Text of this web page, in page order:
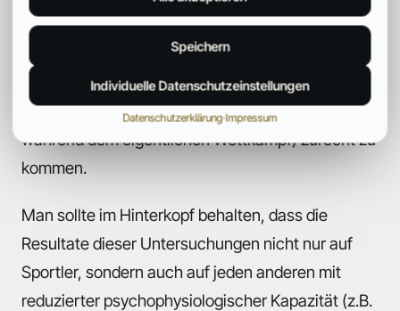
finden mussten, um die psychophysiologische
Kapazität zu erhöhen, um hierdurch die Fähigkeit
zu verbessern, mit den Stressfaktoren vor einem
Wettkampf (ganz zu schweigen vom Stress
während dem eigentlichen Wettkampf) zurecht zu
kommen.
Man sollte im Hinterkopf behalten, dass die
Resultate dieser Untersuchungen nicht nur auf
Sportler, sondern auch auf jeden anderen mit
reduzierter psychophysiologischer Kapazität (z.B.
Speichern
Individuelle Datenschutzeinstellungen
Datenschutzerklärung·Impressum